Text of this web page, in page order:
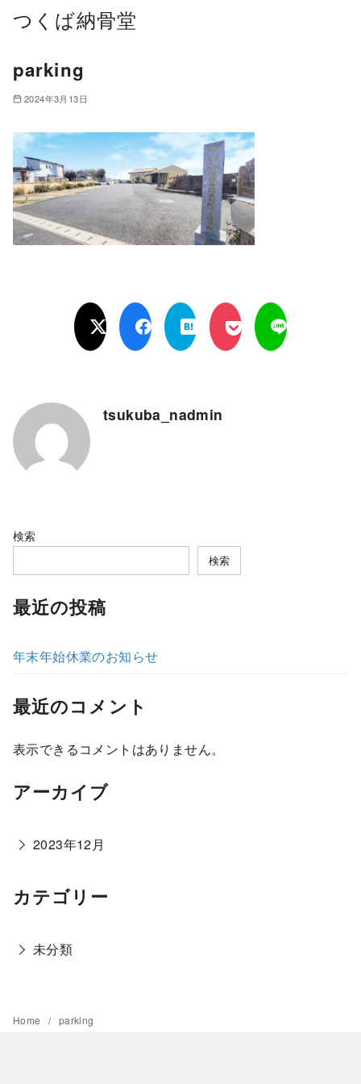
つくば納骨堂
parking
2024年3月13日
tsukuba_nadmin
検索
検索
最近の投稿
年末年始休業のお知らせ
最近のコメント
表示できるコメントはありません。
アーカイブ
2023年12月
カテゴリー
未分類
Home parking